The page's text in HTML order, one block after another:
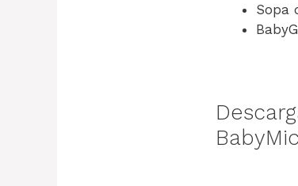
Sopa